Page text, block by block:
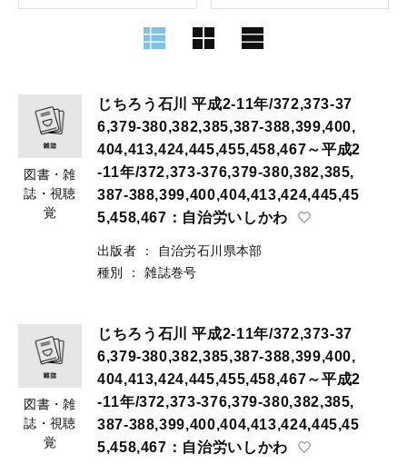
図書・雑
誌・視聴
覚
じちろう石川 平成2-11年/372,373-37
6,379-380,382,385,387-388,399,400,
404,413,424,445,455,458,467～平成2
-11年/372,373-376,379-380,382,385,
387-388,399,400,404,413,424,445,45
5,458,467：自治労いしかわ
出版者 ：
自治労石川県本部
種別
： 雑誌巻号
図書・雑
誌・視聴
覚
じちろう石川 平成2-11年/372,373-37
6,379-380,382,385,387-388,399,400,
404,413,424,445,455,458,467～平成2
-11年/372,373-376,379-380,382,385,
387-388,399,400,404,413,424,445,45
5,458,467：自治労いしかわ